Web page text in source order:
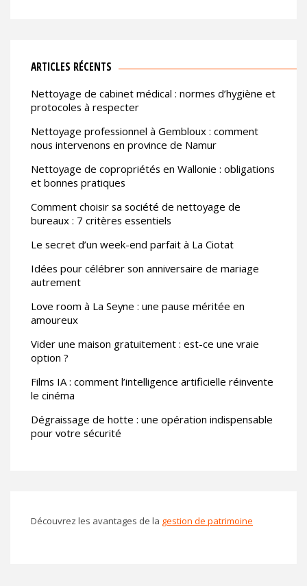
ARTICLES RÉCENTS
Nettoyage de cabinet médical : normes d’hygiène et
protocoles à respecter
Nettoyage professionnel à Gembloux : comment
nous intervenons en province de Namur
Nettoyage de copropriétés en Wallonie : obligations
et bonnes pratiques
Comment choisir sa société de nettoyage de
bureaux : 7 critères essentiels
Le secret d’un week-end parfait à La Ciotat
Idées pour célébrer son anniversaire de mariage
autrement
Love room à La Seyne : une pause méritée en
amoureux
Vider une maison gratuitement : est-ce une vraie
option ?
Films IA : comment l’intelligence artificielle réinvente
le cinéma
Dégraissage de hotte : une opération indispensable
pour votre sécurité
Découvrez les avantages de la gestion de patrimoine